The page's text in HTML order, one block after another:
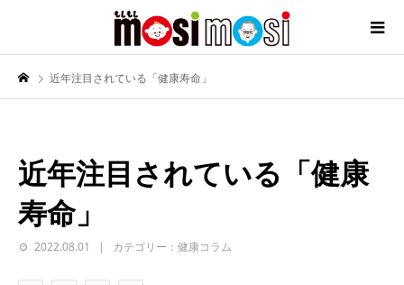
近年注目されている「健康寿命」
近年注目されている「健康
寿命」
2022.08.01 カテゴリー：健康コラム